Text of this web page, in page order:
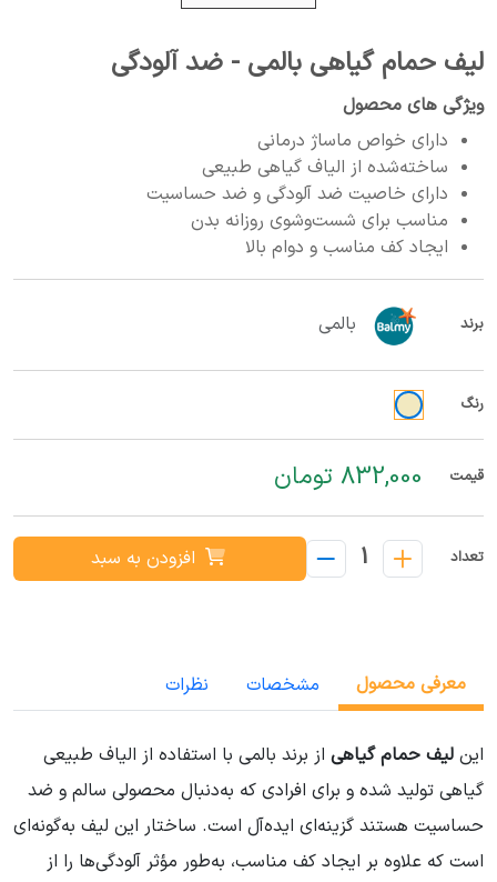
لیف حمام گیاهی بالمی - ضد آلودگی
ویژگی های محصول
دارای خواص ماساژ درمانی
ساخته‌شده از الیاف گیاهی طبیعی
دارای خاصیت ضد آلودگی و ضد حساسیت
مناسب برای شست‌وشوی روزانه بدن
ایجاد کف مناسب و دوام بالا
برند بالمی
رنگ
قیمت 832,000 تومان
تعداد 1 افزودن به سبد
معرفی محصول مشخصات نظرات
این لیف حمام گیاهی از برند بالمی با استفاده از الیاف طبیعی
گیاهی تولید شده و برای افرادی که به‌دنبال محصولی سالم و ضد
حساسیت هستند گزینه‌ای ایده‌آل است. ساختار این لیف به‌گونه‌ای
است که علاوه بر ایجاد کف مناسب، به‌طور مؤثر آلودگی‌ها را از